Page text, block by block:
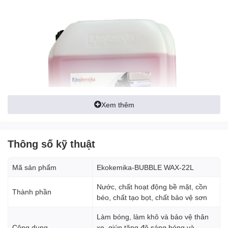
Xem thêm
Thông số kỹ thuật
Mã sản phẩm Ekokemika-BUBBLE WAX-22L
Thành phần
Nước, chất hoạt động bề mặt, cồn
béo, chất tạo bọt, chất bảo vệ sơn
Làm bóng, làm khô và bảo vệ thân